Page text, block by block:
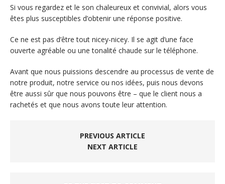
Si vous regardez et le son chaleureux et convivial, alors vous
êtes plus susceptibles d’obtenir une réponse positive.
Ce ne est pas d’être tout nicey-nicey. Il se agit d’une face
ouverte agréable ou une tonalité chaude sur le téléphone.
Avant que nous puissions descendre au processus de vente de
notre produit, notre service ou nos idées, puis nous devons
être aussi sûr que nous pouvons être – que le client nous a
rachetés et que nous avons toute leur attention.
PREVIOUS ARTICLE
NEXT ARTICLE